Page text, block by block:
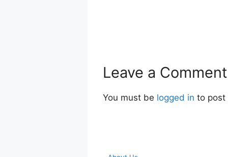
Leave a Comment
You must be logged in to post